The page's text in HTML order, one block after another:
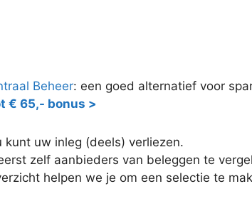
Beheer: een goed alternatief voor
€ 65,- bonus >
uw inleg (deels) verliezen.
zelf aanbieders van beleggen te
helpen we je om een selectie te